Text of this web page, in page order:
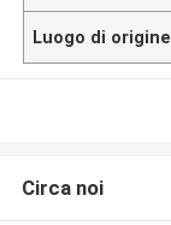
Luogo di origine
Circa noi